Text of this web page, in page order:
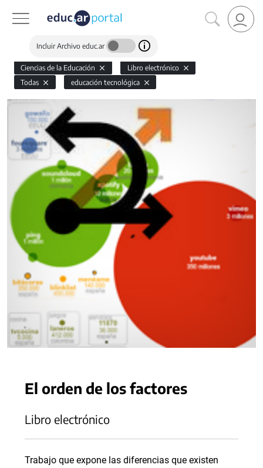
Incluir Archivo educ.ar
Ciencias de la Educación
Libro electrónico
Todas
educación tecnológica
El orden de los factores
Libro electrónico
Trabajo que expone las diferencias que existen